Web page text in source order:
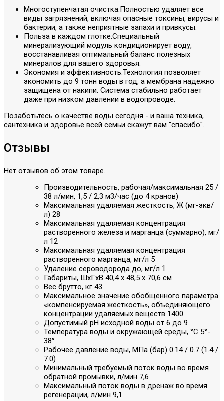
Многоступенчатая очистка:Полностью удаляет все
виды загрязнений, включая опасные токсины, вирусы и
бактерии, а также неприятные запахи и привкусы.
Польза в каждом глотке:Специальный
минерализующий модуль кондиционирует воду,
восстанавливая оптимальный баланс полезных
минералов для вашего здоровья.
Экономия и эффективность:Технология позволяет
экономить до 9 тонн воды в год, а мембрана надежно
защищена от накипи. Система стабильно работает
даже при низком давлении в водопроводе.
Позаботьтесь о качестве воды сегодня - и ваша техника,
сантехника и здоровье всей семьи скажут вам "спасибо".
Отзывы
Нет отзывов об этом товаре.
Производительность, рабочая/максимальная 25 /
38 л/мин, 1,5 / 2,3 м3/час (до 4 кранов)
Максимальная удаляемая жесткость, Ж (мг-экв/
л) 28
Максимальная удаляемая концентрация
растворенного железа и марганца (суммарно), мг/
л 12
Максимальная удаляемая концентрация
растворенного марганца, мг/л 5
Удаление сероводорода до, мг/л 1
Габариты, ШxГxВ 40,4 x 48,5 x 70,6 см
Вес брутто, кг 43
Максимальное значение обобщенного параметра
«компенсируемая жесткость», объединяющего
концентрации удаляемых веществ 1400
Допустимый pH исходной воды от 6 до 9
Температура воды и окружающей среды, °C 5°-
38°
Рабочее давление воды, МПа (бар) 0.14 / 0.7 (1.4 /
7.0)
Минимальный требуемый поток воды во время
обратной промывки, л/мин 7,6
Максимальный поток воды в дренаж во время
регенерации, л/мин 9,1